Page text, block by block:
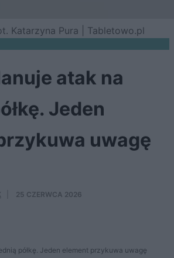
Katarzyna Pura | Tabletowo.pl
atak na
Jeden
uwagę
25 CZERWCA 2026
półkę. Jeden element przykuwa uwagę